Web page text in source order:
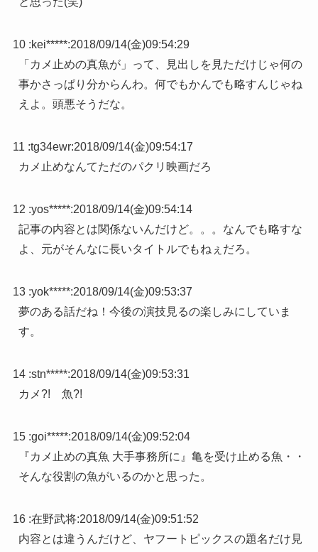
10 :kei*****:2018/09/14(金)09:54:29
「カメ止めの真魚が」って、見出しを見ただけじゃ何の
事かさっぱり分からんわ。何でもかんでも略すんじゃね
えよ。頭悪そうだな。
11 :tg34ewr:2018/09/14(金)09:54:17
カメ止めなんてただのパクリ映画だろ
12 :yos*****:2018/09/14(金)09:54:14
記事の内容とは関係ないんだけど。。。なんでも略すな
よ、元がそんなに長いタイトルでもねぇだろ。
13 :yok*****:2018/09/14(金)09:53:37
夢のある話だね！今後の演技見るの楽しみにしていま
す。
14 :stn*****:2018/09/14(金)09:53:31
カメ?! 魚?!
15 :goi*****:2018/09/14(金)09:52:04
『カメ止めの真魚 大手事務所に』亀を受け止める魚・・
そんな役割の魚がいるのかと思った。
16 :在野武将:2018/09/14(金)09:51:52
内容とは違うんだけど、ヤフートピックスの題名だけ見